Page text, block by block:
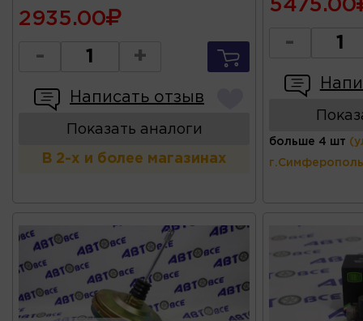
2935.00
- +
Написать отзыв
Показать аналоги
В 2-х и более магазинах
5475.00
-
больше 4 шт